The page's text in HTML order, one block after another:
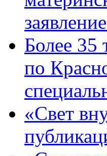
Более 35
по
«Свет